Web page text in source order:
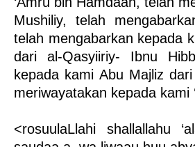
Mushiliy, telah
telah mengabarkan kepada
dari al-Qasyiiriy- Ibnu
kepada kami Abu Majliz
meriwayatakan kepada kami
<rosuulaLlahi shallallahu